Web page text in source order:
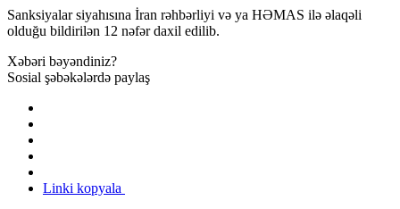
Sanksiyalar siyahısına İran rəhbərliyi və ya HƏMAS ilə əlaqəli
olduğu bildirilən 12 nəfər daxil edilib.
Xəbəri bəyəndiniz?
Sosial şəbəkələrdə paylaş
Linki kopyala